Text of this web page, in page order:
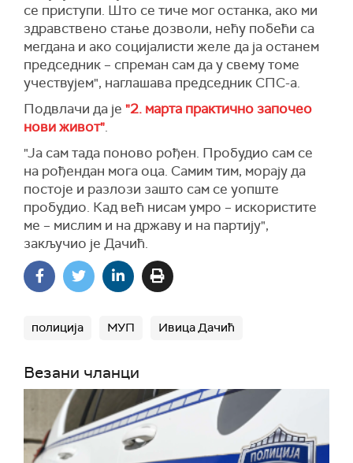
се приступи. Што се тиче мог останка, ако ми
здравствено стање дозволи, нећу побећи са
мегдана и ако социјалисти желе да ја останем
председник – спреман сам да у свему томе
учествујем", наглашава председник СПС-а.
Подвлачи да је "2. марта практично започео
нови живот".
"Ја сам тада поново рођен. Пробудио сам се
на рођендан мога оца. Самим тим, морају да
постоје и разлози зашто сам се уопште
пробудио. Кад већ нисам умро – искористите
ме – мислим и на државу и на партију",
закључио је Дачић.
полиција МУП Ивица Дачић
Везани чланци